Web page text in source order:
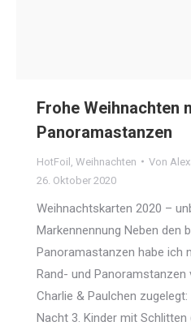
Frohe Weihnachten
Panoramastanzen
HotFoil Weihnachten Von
26. Oktober 2020
Weihnachtskarten 2020 –
Markennennung Neben den
Panoramastanzen habe ich
Rand- und Panoramstanzen
Charlie & Paulchen
Nacht 3. Kinder mit